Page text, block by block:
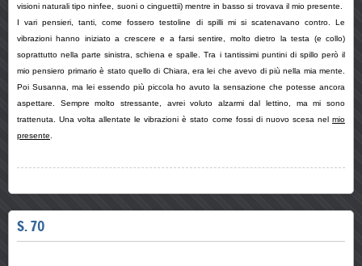
visioni naturali tipo ninfee, suoni o cinguettii) mentre in basso si trovava il mio presente.
I vari pensieri, tanti, come fossero testoline di spilli mi si scatenavano contro. Le
vibrazioni hanno iniziato a crescere e a farsi sentire, molto dietro la testa (e collo)
soprattutto nella parte sinistra, schiena e spalle. Tra i tantissimi puntini di spillo però il
mio pensiero primario è stato quello di Chiara, era lei che avevo di più nella mia mente.
Poi Susanna, ma lei essendo più piccola ho avuto la sensazione che potesse ancora
aspettare. Sempre molto stressante, avrei voluto alzarmi dal lettino, ma mi sono
trattenuta. Una volta allentate le vibrazioni è stato come fossi di nuovo scesa nel mio
presente
S. 70